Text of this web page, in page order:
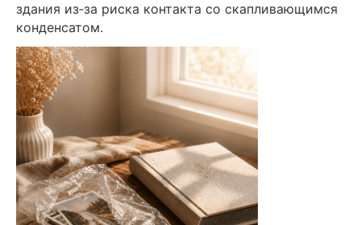
здания из‑за риска контакта со скапливающимся
конденсатом.